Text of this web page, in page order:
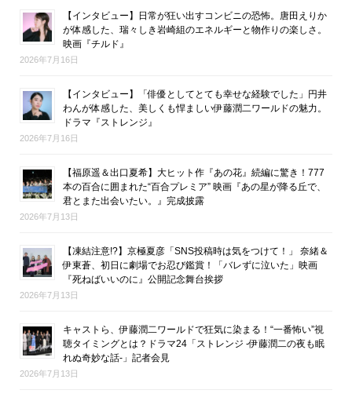
【インタビュー】日常が狂い出すコンビニの恐怖。唐田えりか
が体感した、瑞々しき岩崎組のエネルギーと物作りの楽しさ。
映画『チルド』
2026年7月16日
【インタビュー】「俳優としてとても幸せな経験でした」円井
わんが体感した、美しくも悍ましい伊藤潤二ワールドの魅力。
ドラマ『ストレンジ』
2026年7月16日
【福原遥＆出口夏希】大ヒット作『あの花』続編に驚き！777
本の百合に囲まれた“百合プレミア” 映画『あの星が降る丘で、
君とまた出会いたい。』完成披露
2026年7月13日
【凍結注意!?】京極夏彦「SNS投稿時は気をつけて！」 奈緒＆
伊東蒼、初日に劇場でお忍び鑑賞！「バレずに泣いた」映画
『死ねばいいのに』公開記念舞台挨拶
2026年7月13日
キャストら、伊藤潤二ワールドで狂気に染まる！“一番怖い”視
聴タイミングとは？ドラマ24「ストレンジ -伊藤潤二の夜も眠
れぬ奇妙な話-」記者会見
2026年7月13日